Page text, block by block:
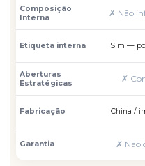
Composição
Interna
✗ Não
Etiqueta interna Sim —
Aberturas
Estratégicas
✗
Fabricação China /
Garantia ✗ Não